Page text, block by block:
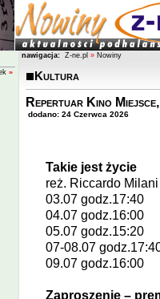
»
nawigacja: Z-ne.pl » Nowiny
Kultura
Repertuar Kino
dodano: 24 Czerwca 2026
Takie jest życie
reż. Riccardo
03.07 godz.17:40
04.07 godz.16:00
05.07 godz.15:20
07-08.07
09.07 godz.16:00
Zaproszenie –